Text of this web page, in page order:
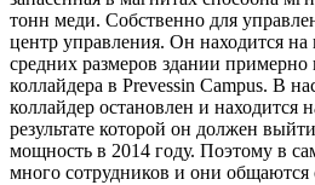
тонн меди. Собственно для
центр управления. Он находится на
средних размеров здании примерно
коллайдера в Prevessin Campus. В
коллайдер остановлен и находится
результате которой он должен
мощность в 2014 году. Поэтому в
много сотрудников и они общаются